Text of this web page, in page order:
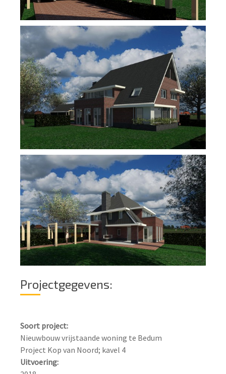
Projectgegevens:
Soort project:
Nieuwbouw vrijstaande woning te Bedum
Uitvoering: